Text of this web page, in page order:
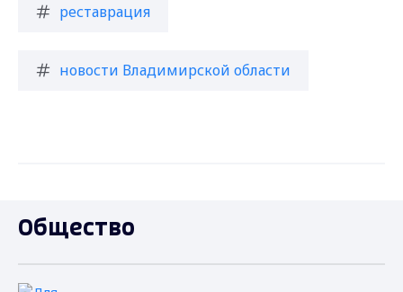
реставрация
новости Владимирской области
Общество